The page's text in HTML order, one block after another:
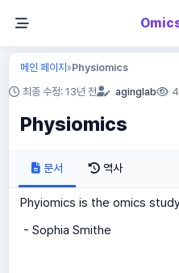
메인 페이지»Physiomics
최종 수정: 13년 전 aginglab
Physiomics
문서 역사
Phyiomics is the omics
- Sophia Smithe